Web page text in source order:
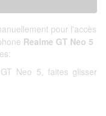
pour l'accès
Realme GT Neo 5
Neo 5, faites glisser